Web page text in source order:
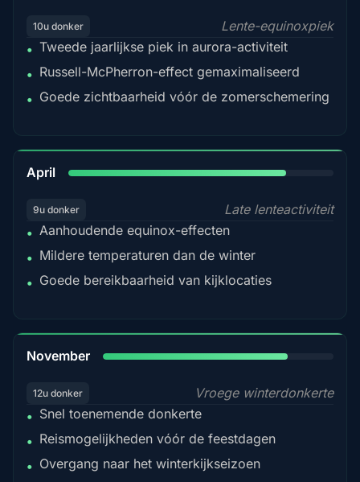
10u donker
Lente-equinoxpiek
• Tweede jaarlijkse piek in aurora-activiteit
• Russell-McPherron-effect gemaximaliseerd
• Goede zichtbaarheid vóór de zomerschemering
April
9u donker
Late lenteactiviteit
• Aanhoudende equinox-effecten
• Mildere temperaturen dan de winter
• Goede bereikbaarheid van kijklocaties
November
12u donker
Vroege winterdonkerte
• Snel toenemende donkerte
• Reismogelijkheden vóór de feestdagen
• Overgang naar het winterkijkseizoen